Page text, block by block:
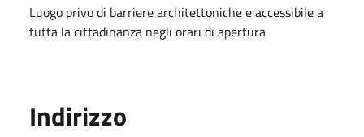
Luogo privo di barriere architettoniche e accessibile a
tutta la cittadinanza negli orari di apertura
Indirizzo